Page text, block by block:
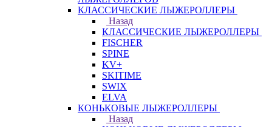
КЛАССИЧЕСКИЕ ЛЫЖЕРОЛЛЕРЫ
Назад
КЛАССИЧЕСКИЕ ЛЫЖЕРОЛЛЕРЫ
FISCHER
SPINE
KV+
SKITIME
SWIX
ELVA
КОНЬКОВЫЕ ЛЫЖЕРОЛЛЕРЫ
Назад